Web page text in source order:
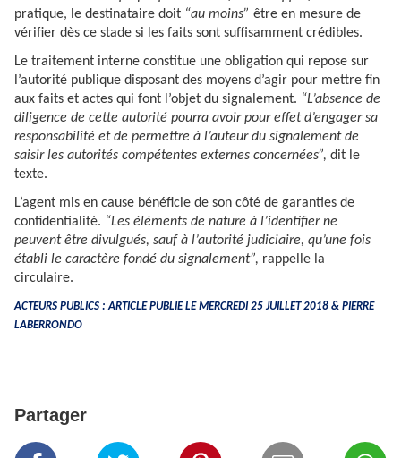
pratique, le destinataire doit “au moins” être en mesure de
vérifier dès ce stade si les faits sont suffisamment crédibles.
Le traitement interne constitue une obligation qui repose sur
l’autorité publique disposant des moyens d’agir pour mettre fin
aux faits et actes qui font l’objet du signalement. “L’absence de
diligence de cette autorité pourra avoir pour effet d’engager sa
responsabilité et de permettre à l’auteur du signalement de
saisir les autorités compétentes externes concernées”, dit le
texte.
L’agent mis en cause bénéficie de son côté de garanties de
confidentialité. “Les éléments de nature à l’identifier ne
peuvent être divulgués, sauf à l’autorité judiciaire, qu’une fois
établi le caractère fondé du signalement”, rappelle la
circulaire.
ACTEURS PUBLICS : ARTICLE PUBLIE LE MERCREDI 25 JUILLET 2018 & PIERRE
LABERRONDO
Partager